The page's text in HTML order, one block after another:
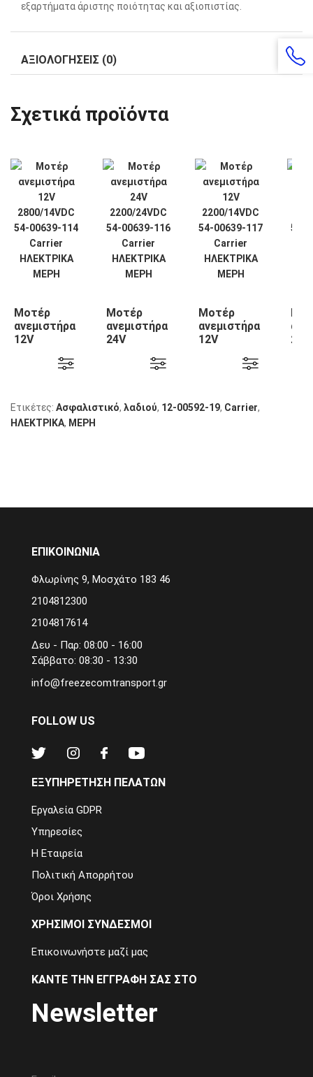
εξαρτήματα άριστης ποιότητας και αξιοπιστίας.
ΑΞΙΟΛΟΓΉΣΕΙΣ (0)
Σχετικά προϊόντα
Μοτέρ
ανεμιστήρα
12V
54-00639-
Μοτέρ
ανεμιστήρα
24V
54-00639-
Μοτέρ
ανεμιστήρα
12V
54-00639-
24V
Ετικέτες: Ασφαλιστικό, λαδιού, 12-00592-19, Carrier,
ΗΛΕΚΤΡΙΚΑ, ΜΕΡΗ
ΕΠΙΚΟΙΝΩΝΙΑ
Φλωρίνης 9, Μοσχάτο 183 46
2104812300
2104817614
Δευ - Παρ: 08:00 - 16:00
Σάββατο: 08:30 - 13:30
info@freezecomtransport.gr
FOLLOW US
ΕΞΥΠΗΡΈΤΗΣΗ ΠΕΛΑΤΏΝ
Εργαλεία GDPR
Υπηρεσίες
Η Εταιρεία
Πολιτική Απορρήτου
Όροι Χρήσης
ΧΡΉΣΙΜΟΙ ΣΎΝΔΕΣΜΟΙ
Επικοινωνήστε μαζί μας
ΚΆΝΤΕ ΤΗΝ ΕΓΓΡΑΦΉ ΣΑΣ ΣΤΟ
Newsletter